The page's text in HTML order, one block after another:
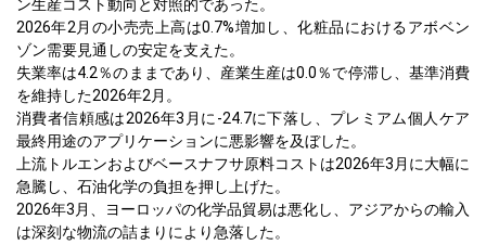
ン生産コスト動向と対照的であった。
2026年2月の小売売上高は0.7%増加し、化粧品におけるアボベン
ゾン需要見通しの安定を支えた。
失業率は4.2％のままであり、産業生産は0.0％で停滞し、基準消費
を維持した2026年2月。
消費者信頼感は2026年3月に-24.7に下落し、プレミアム個人ケア
最終用途のアプリケーションに悪影響を及ぼした。
上流トルエンおよびベースナフサ原料コストは2026年3月に大幅に
急騰し、石油化学の負担を押し上げた。
2026年3月、ヨーロッパの化学品貿易は悪化し、アジアからの輸入
は深刻な物流の詰まりにより急落した。